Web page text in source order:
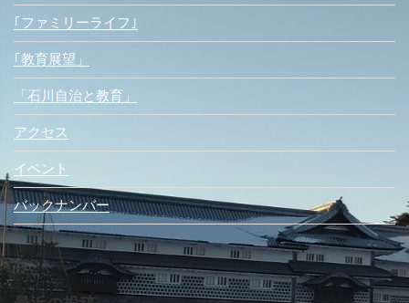
｢ファミリーライフ｣
｢教育展望」
「石川自治と教育」
アクセス
イベント
バックナンバー